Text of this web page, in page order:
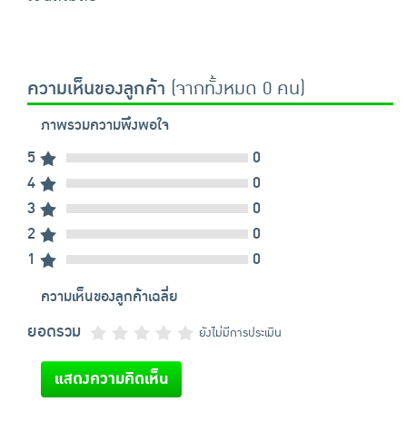
ความเห็นของลูกค้า (จากทั้งหมด 0 คน)
ภาพรวมความพึงพอใจ
5
0
4
0
3
0
2
0
1
0
ความเห็นของลูกค้าเฉลี่ย
ยอดรวม ยังไม่มีการประเมิน
แสดงความคิดเห็น